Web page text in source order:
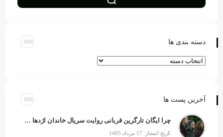
دسته بندی ها
آخرین پست ها
چرا ایگان تارگرین قربانی روایت سریال خاندان اژدها شد؟
تاریخ انتشار: 17 مرداد 1405